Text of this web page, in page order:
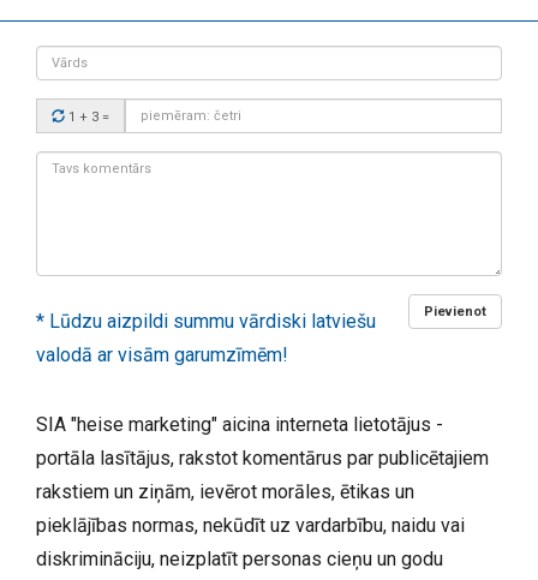
Vārds
Drošības
kods:
1 + 3 =
Tavs
Pievienot
* Lūdzu aizpildi summu vārdiski latviešu
valodā ar visām garumzīmēm!
SIA "heise marketing" aicina interneta lietotājus -
portāla lasītājus, rakstot komentārus par publicētajiem
rakstiem un ziņām, ievērot morāles, ētikas un
pieklājības normas, nekūdīt uz vardarbību, naidu vai
diskrimināciju, neizplatīt personas cieņu un godu